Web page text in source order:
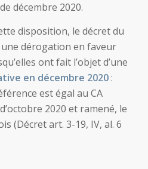
décembre 2020.
disposition, le décret du
dérogation en faveur
ont fait l’objet d’une
en décembre 2020:
est égal au CA
2020 et ramené, le
(Décret art. 3-19, IV, al. 6